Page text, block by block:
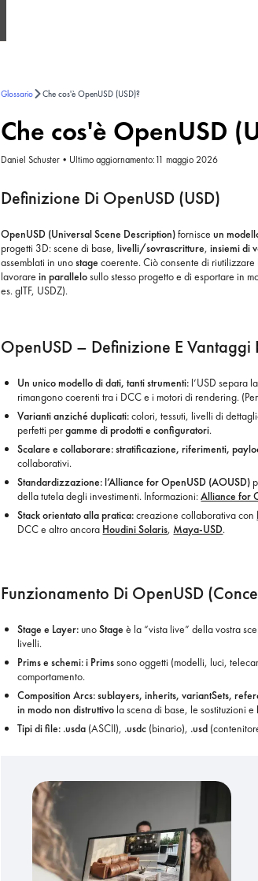
Glossario Che cos'è OpenUSD (USD)?
Che cos'è OpenUSD
Daniel Schuster• Ultimo aggiornamento:11 maggio 2026
Definizione Di OpenUSD (USD)
OpenUSD (Universal Scene Description)fornisce un
progetti 3D: scene di base, livelli/sovrascritture, insiemi di
assemblati in unostage coerente. Ciò consente di riutilizzare
lavorare in parallelosullo stesso progetto e di esportare in
es. glTF, USDZ).
OpenUSD – Definizione E Vantaggi
Un unico modello di dati, tanti strumenti: l’USD separa
rimangono coerenti tra i DCC e i motori di rendering.
Varianti anziché duplicati:colori, tessuti, livelli di
perfetti pergamme di prodotti e configuratori.
Scalare e collaborare:stratificazione, riferimenti,
collaborativi.
Standardizzazione:l’Alliance for OpenUSD (AOUSD)
della tutela degli investimenti. Informazioni:Alliance for
Stack orientato alla pratica:creazione collaborativa con
DCC e altro ancora Houdini Solaris, Maya-USD.
Funzionamento Di OpenUSD
Stage e Layer: unoStage è la “vista live” della vostra
livelli.
Prims e schemi:i Primssono oggetti (modelli, luci,
comportamento.
Composition Arcs:sublayers, inherits, variantSets,
in modo non distruttivo la scena di base, le sostituzioni
Tipi di file: .usda (ASCII), .usdc (binario), .usd